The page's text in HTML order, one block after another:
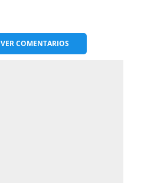
VERCOMENTARIOS